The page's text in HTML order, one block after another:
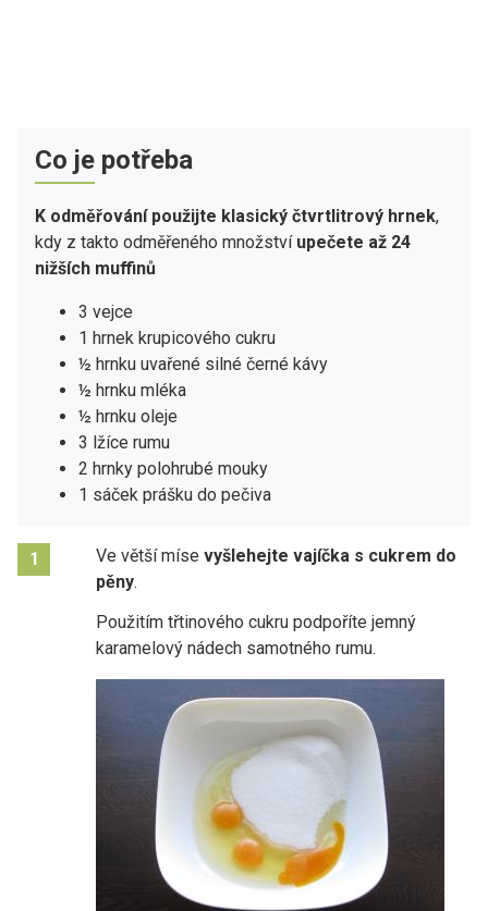
Co je potřeba
K odměřování použijte klasický čtvrtlitrový hrnek,
kdy z takto odměřeného množství upečete až 24
nižších muffinů
3 vejce
1 hrnek krupicového cukru
½ hrnku uvařené silné černé kávy
½ hrnku mléka
½ hrnku oleje
3 lžíce rumu
2 hrnky polohrubé mouky
1 sáček prášku do pečiva
1 Ve větší míse vyšlehejte vajíčka s cukrem do
pěny.
Použitím třtinového cukru podpoříte jemný
karamelový nádech samotného rumu.